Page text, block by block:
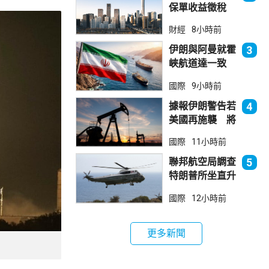
保單收益徵稅
倫敦股價急跌
財經 8小時前
伊朗與阿曼就霍
峽航道達一致
海
3
國際 9小時前
據報伊朗警告若
美國再施襲 將
能源設施
4
國際 11小時前
聯邦航空局調查
特朗普所坐直升
全事件
5
國際 12小時前
更多新聞